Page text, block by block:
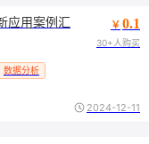
应用案例汇
数据分析
￥ 0.1
30+人购买
2024-12-11